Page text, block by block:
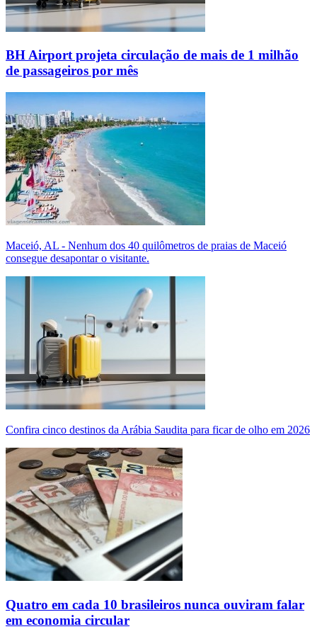
BH Airport projeta circulação de mais de 1 milhão
de passageiros por mês
Maceió, AL - Nenhum dos 40 quilômetros de praias de Maceió
consegue desapontar o visitante.
Confira cinco destinos da Arábia Saudita para ficar de olho em 2026
Quatro em cada 10 brasileiros nunca ouviram falar
em economia circular